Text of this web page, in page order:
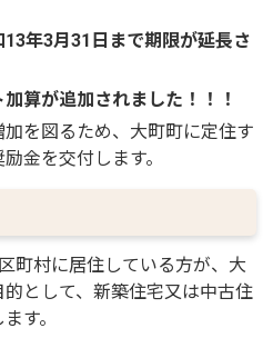
年3月31日まで期限が延長さ
算が追加されました！！！
を図るため、大町町に定住す
金を交付します。
町村に居住している方が、大
として、新築住宅又は中古住
す。